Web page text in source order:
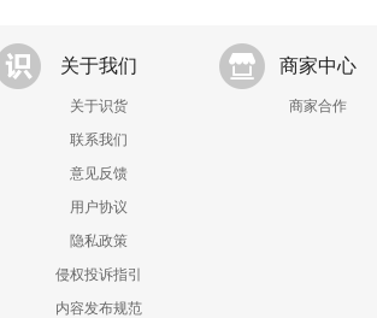
关于我们
关于识货
联系我们
意见反馈
用户协议
隐私政策
侵权投诉指引
内容发布规范
商家中心
商家合作